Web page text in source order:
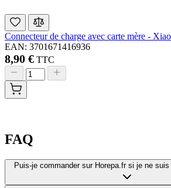
Connecteur de charge avec carte mère -
EAN: 3701671416936
8,90 € TTC
FAQ
Puis-je commander sur Horepa.fr si je ne